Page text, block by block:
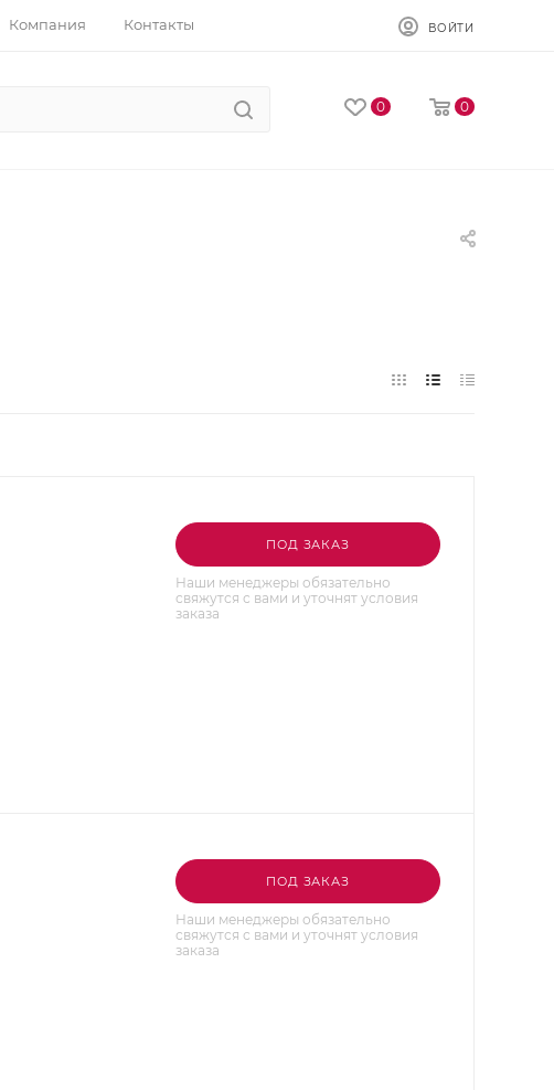
Компания Контакты ВОЙТИ
0 0
ПОД ЗАКАЗ
Наши менеджеры обязательно
свяжутся с вами и уточнят условия
заказа
ПОД ЗАКАЗ
Наши менеджеры обязательно
свяжутся с вами и уточнят условия
заказа